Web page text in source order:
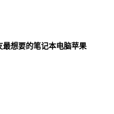
最想要的笔记本电脑苹果